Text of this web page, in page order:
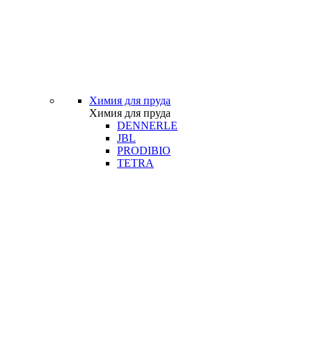
Химия для пруда
Химия для пруда
DENNERLE
JBL
PRODIBIO
TETRA